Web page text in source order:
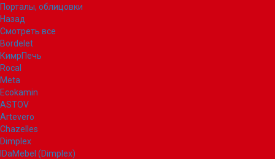
Порталы, облицовки
Назад
Смотреть все
Bordelet
КимрПечь
Rocal
Meta
Ecokamin
ASTOV
Artevero
Chazelles
Dimplex
IDaMebel (Dimplex)